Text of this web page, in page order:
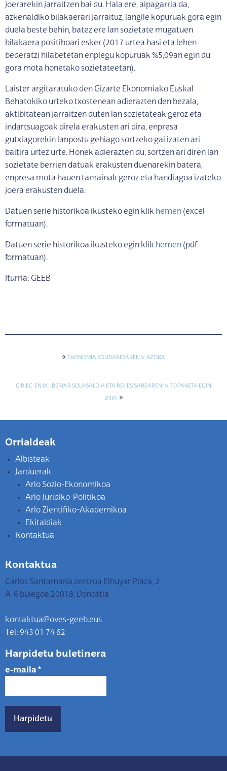
joerarekin jarraitzen bai du. Hala ere, aipagarria da,
azkenaldiko bilakaerari jarraituz, langile kopuruak gora egin
duela beste behin, batez ere lan sozietate mugatuen
bilakaera positiboari esker (2017 urtea hasi eta lehen
bederatzi hilabetetan enplegu kopuruak %5,09an egin du
gora mota honetako sozietateetan).
Laister argitaratuko den Gizarte Ekonomiako Euskal
Behatokiko urteko txostenean adierazten den bezala,
aktibitatean jarraitzen duten lan sozietateak geroz eta
indartsuagoak direla erakusten ari dira, enpresa
gutxiagorekin lanpostu gehiago sortzeko gai izaten ari
baitira urtez urte. Honek adierazten du, sortzen ari diren lan
sozietate berrien datuak erakusten duenarekin batera,
enpresa mota hauen tamainak geroz eta handiagoa izateko
joera erakusten duela.
Datuen serie historikoa ikusteko egin klik hemen (excel
formatuan).
Datuen serie historikoa ikusteko egin klik hemen (pdf
formatuan).
Iturria: GEEB
« EKONOMIA SOLIDARIOAREN V. AZOKA
CIRIEC-EN IX. IBERIAR SOLASALDIA ETA REJIES SAREAREN IV. TOPAKETA EGIN
DIRA»
Orrialdeak
Albisteak
Jarduerak
Arlo Sozio-Ekonomikoa
Arlo Juridiko-Politikoa
Arlo Zientifiko-Akademikoa
Ekitaldiak
Kontaktua
Kontaktua
Carlos Santamaria zentroa Elhuyar Plaza, 2
A-6 bulegoa 20018, Donostia
kontaktua@oves-geeb.eus
Tel: 943 01 74 62
Harpidetu buletinera
e-maila *